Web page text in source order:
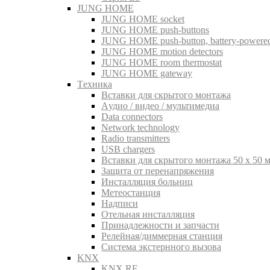
JUNG HOME
JUNG HOME socket
JUNG HOME push-buttons
JUNG HOME push-button, battery-
JUNG HOME motion detectors
JUNG HOME room thermostat
JUNG HOME gateway
Tехника
Вставки для скрытого монтажа
Aудио / видео / мультимедиа
Data connectors
Network technology
Radio transmitters
USB chargers
Вставки для скрытого монтажа 50 x 50
Защита от перенапряжения
Инсталляция больниц
Метеостанция
Надписи
Отельная инсталляция
Принадлежности и запчасти
Релейная/диммерная станция
Система экстернного вызова
KNX